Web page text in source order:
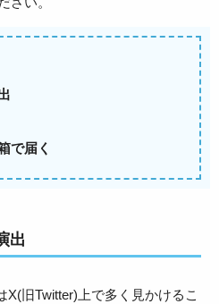
で届く
出
旧Twitter)上で多く見かけるこ